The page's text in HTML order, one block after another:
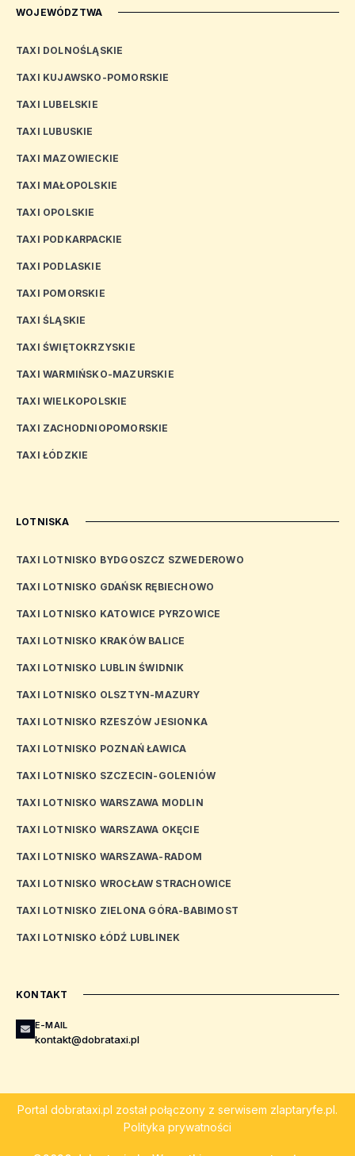
WOJEWÓDZTWA
TAXI DOLNOŚLĄSKIE
TAXI KUJAWSKO-POMORSKIE
TAXI LUBELSKIE
TAXI LUBUSKIE
TAXI MAZOWIECKIE
TAXI MAŁOPOLSKIE
TAXI OPOLSKIE
TAXI PODKARPACKIE
TAXI PODLASKIE
TAXI POMORSKIE
TAXI ŚLĄSKIE
TAXI ŚWIĘTOKRZYSKIE
TAXI WARMIŃSKO-MAZURSKIE
TAXI WIELKOPOLSKIE
TAXI ZACHODNIOPOMORSKIE
TAXI ŁÓDZKIE
LOTNISKA
TAXI LOTNISKO BYDGOSZCZ SZWEDEROWO
TAXI LOTNISKO GDAŃSK RĘBIECHOWO
TAXI LOTNISKO KATOWICE PYRZOWICE
TAXI LOTNISKO KRAKÓW BALICE
TAXI LOTNISKO LUBLIN ŚWIDNIK
TAXI LOTNISKO OLSZTYN-MAZURY
TAXI LOTNISKO RZESZÓW JESIONKA
TAXI LOTNISKO POZNAŃ ŁAWICA
TAXI LOTNISKO SZCZECIN-GOLENIÓW
TAXI LOTNISKO WARSZAWA MODLIN
TAXI LOTNISKO WARSZAWA OKĘCIE
TAXI LOTNISKO WARSZAWA-RADOM
TAXI LOTNISKO WROCŁAW STRACHOWICE
TAXI LOTNISKO ZIELONA GÓRA-BABIMOST
TAXI LOTNISKO ŁÓDŹ LUBLINEK
KONTAKT
E-MAIL
kontakt@dobrataxi.pl
Portal dobrataxi.pl został połączony z serwisem zlaptaryfe.pl.
Polityka prywatności